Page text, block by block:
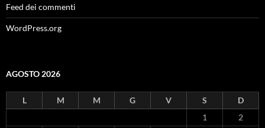
Feed dei commenti
WordPress.org
AGOSTO 2026
L M M G V S
D
1
2